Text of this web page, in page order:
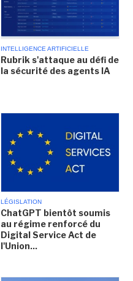
INTELLIGENCE ARTIFICIELLE
Rubrik s'attaque au défi de
la sécurité des agents IA
LÉGISLATION
ChatGPT bientôt soumis
au régime renforcé du
Digital Service Act de
l'Union...